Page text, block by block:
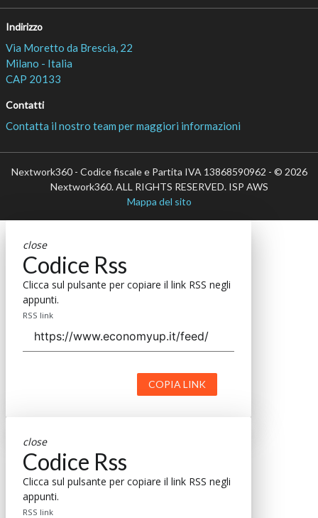
Indirizzo
Via Moretto da Brescia, 22
Milano - Italia
CAP 20133
Contatti
Contatta il nostro team per maggiori informazioni
Nextwork360 - Codice fiscale e Partita IVA 13868590962 - © 2026
Nextwork360. ALL RIGHTS RESERVED. ISP AWS
Mappa del sito
close
Codice Rss
Clicca sul pulsante per copiare il link RSS negli
appunti.
RSS link
COPIA LINK
close
Codice Rss
Clicca sul pulsante per copiare il link RSS negli
appunti.
RSS link